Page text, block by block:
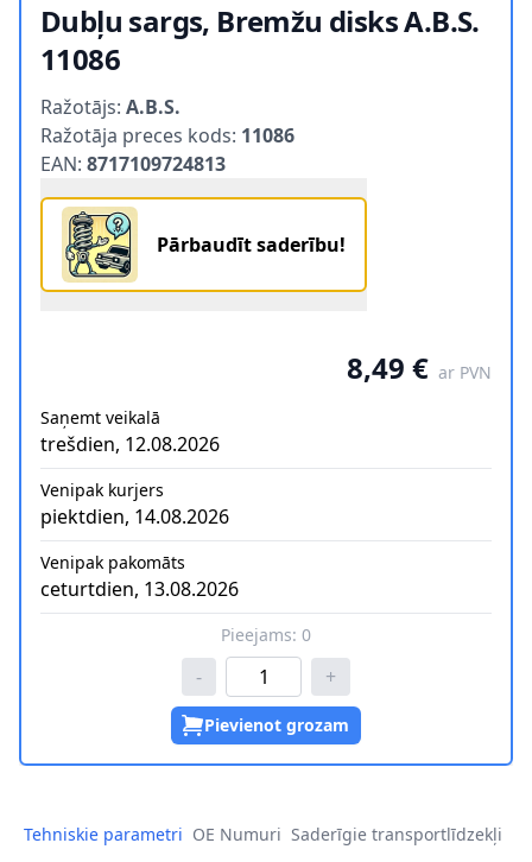
Dubļu sargs, Bremžu disks A.B.S.
11086
Ražotājs: A.B.S.
Ražotāja preces kods: 11086
EAN: 8717109724813
Pārbaudīt saderību!
8,49 € ar PVN
Saņemt veikalā
trešdien, 12.08.2026
Venipak kurjers
piektdien, 14.08.2026
Venipak pakomāts
ceturtdien, 13.08.2026
Pieejams: 0
- +
Pievienot grozam
Tehniskie parametri OE Numuri Saderīgie transportlīdzekļi